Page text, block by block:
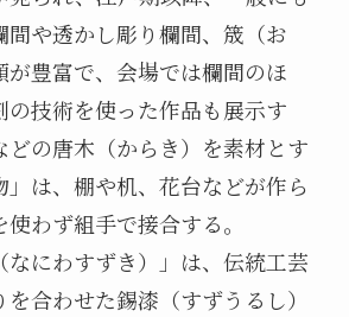
間や透かし彫り欄間、筬（お
が豊富で、会場では欄間のほ
の技術を使った作品も展示す
どの唐木（からき）を素材とす
」は、棚や机、花台などが作ら
わず組手で接合する。
なにわすずき）」は、伝統工芸
合わせた錫漆（すずうるし）